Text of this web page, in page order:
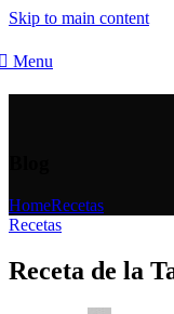
Skip to main content
Menu
HomeRecetas
Recetas
Receta de la